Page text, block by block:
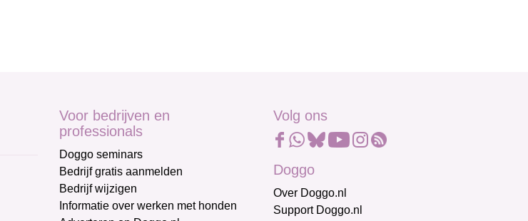
Voor bedrijven en
professionals
Doggo seminars
Bedrijf gratis aanmelden
Bedrijf wijzigen
Informatie over werken met honden
Volg ons
Doggo
Over Doggo.nl
Support Doggo.nl